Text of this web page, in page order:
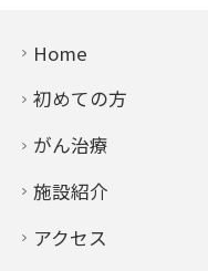
Home
初めての方
がん治療
施設紹介
アクセス